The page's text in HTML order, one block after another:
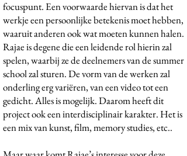
focuspunt. Een voorwaarde hiervan is dat het
werkje een persoonlijke betekenis moet hebben,
waaruit anderen ook wat moeten kunnen halen.
Rajae is degene die een leidende rol hierin zal
spelen, waarbij ze de deelnemers van de summer
school zal sturen. De vorm van de werken zal
onderling erg variëren, van een video tot een
gedicht. Alles is mogelijk. Daarom heeft dit
project ook een interdisciplinair karakter. Het is
een mix van kunst, film, memory studies, etc..